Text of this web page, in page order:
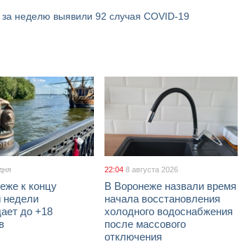
неделю выявили 92 случая COVID-19
к концу
недели
до +18
22:04 8 августа 2026
В Воронеже назвали время
начала восстановления
холодного водоснабжения
после массового
отключения